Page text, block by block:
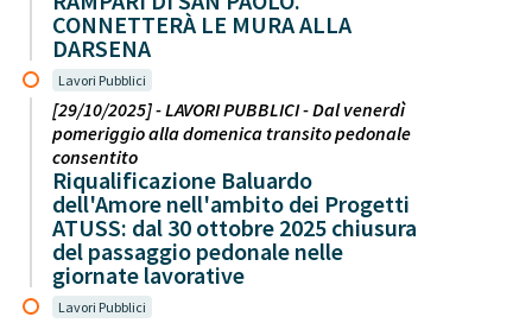
CONNETTERÀ LE MURA ALLA
DARSENA
Lavori Pubblici
[29/10/2025] - LAVORI PUBBLICI - Dal venerdì
pomeriggio alla domenica transito pedonale
consentito
Riqualificazione Baluardo
dell'Amore nell'ambito dei Progetti
ATUSS: dal 30 ottobre 2025 chiusura
del passaggio pedonale nelle
giornate lavorative
Lavori Pubblici